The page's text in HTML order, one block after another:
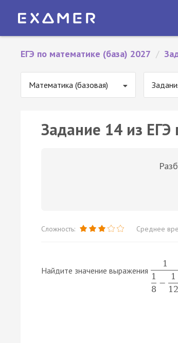
ЕГЭ по математике (база) 2027 /
Математика (базовая)
Задание 14 из
Сложность: Среднее
Найдите значение выражения
1
1
8
−
1
12